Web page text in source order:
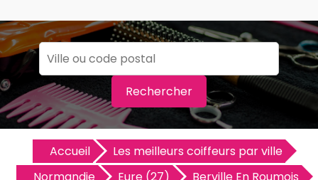
Rechercher
Accueil
Les meilleurs coiffeurs par ville